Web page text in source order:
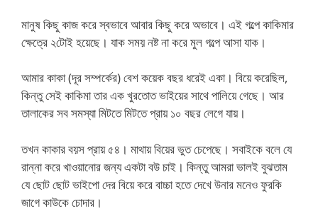
মানুষ কিছু কাজ করে স্বভাবে আবার কিছু করে অভাবে। এই গল্পে কাকিমার
ক্ষেত্রে ২টোই হয়েছে। যাক সময় নষ্ট না করে মুল গল্পে আসা যাক।
আমার কাকা (দূর সম্পর্কের) বেশ কয়েক বছর ধরেই একা। বিয়ে করেছিল,
কিন্তু সেই কাকিমা তার এক খুরতোত ভাইয়ের সাথে পালিয়ে গেছে। আর
তালাকের সব সমস্যা মিটতে মিটতে প্রায় ১০ বছর লেগে যায়।
তখন কাকার বয়স প্রায় ৫৪। মাথায় বিয়ের ভুত চেপেছে। সবাইকে বলে যে
রান্না করে খাওয়ানোর জন্য একটা বউ চাই। কিন্তু আমরা ভালই বুঝতাম
যে ছোট ছোট ভাইপো দের বিয়ে করে বাচ্চা হতে দেখে উনার মনেও ফুরকি
জাগে কাউকে চোদার।